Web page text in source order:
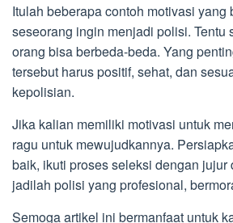
Itulah beberapa contoh motivasi yang
seseorang ingin menjadi polisi. Tentu
orang bisa berbeda-beda. Yang
tersebut harus positif, sehat, dan
kepolisian.
Jika kalian memiliki motivasi untuk
ragu untuk mewujudkannya.
baik, ikuti proses seleksi dengan jujur
jadilah polisi yang profesional,
Semoga artikel ini bermanfaat untuk